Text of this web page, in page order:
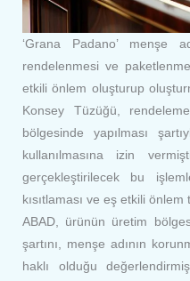
‘Grana Padano’ menşe
rendelenmesi ve
etkili önlem oluşturup
Konsey Tüzüğü,
bölgesinde yapılması
kullanılmasına izin
gerçekleştirilecek bu
kısıtlaması ve eş etkili önlem
ABAD, ürünün üretim
şartını, menşe adının
haklı olduğu